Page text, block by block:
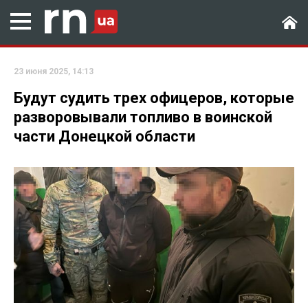
23 июня 2025, 14:13
Будут судить трех офицеров, которые
разворовывали топливо в воинской
части Донецкой области